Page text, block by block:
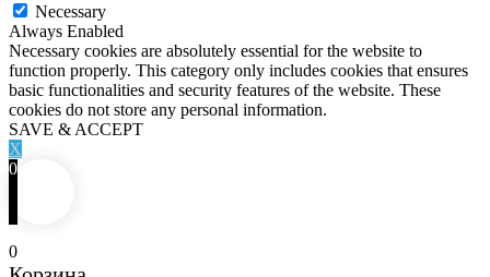
Necessary
Always Enabled
Necessary cookies are absolutely essential for the website to
function properly. This category only includes cookies that ensures
basic functionalities and security features of the website. These
cookies do not store any personal information.
SAVE & ACCEPT
X
0
0